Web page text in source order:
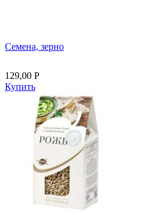
Семена, зерно
129,00 Р
Купить